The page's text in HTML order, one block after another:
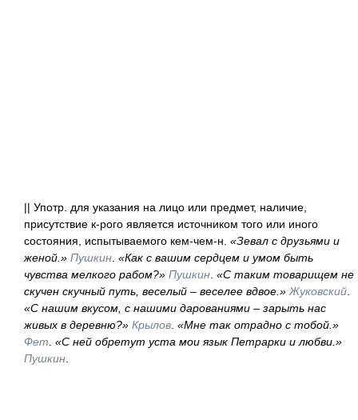
|| Употр. для указания на лицо или предмет, наличие,
присутствие к-рого является источником того или иного
состояния, испытываемого кем-чем-н. «Зевал с друзьями и
женой.» Пушкин «Как с вашим сердцем и умом быть
чувства мелкого рабом?» Пушкин «С таким товарищем не
скучен скучный путь, веселый – веселее вдвое.» Жуковский
«С нашим вкусом, с нашими дарованиями – зарыть нас
живых в деревню?» Крылов «Мне так отрадно с тобой.»
Фет «С ней обретут уста мои язык Петрарки и любви.»
Пушкин